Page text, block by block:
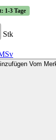
1-3 Tage
Stk
Vom